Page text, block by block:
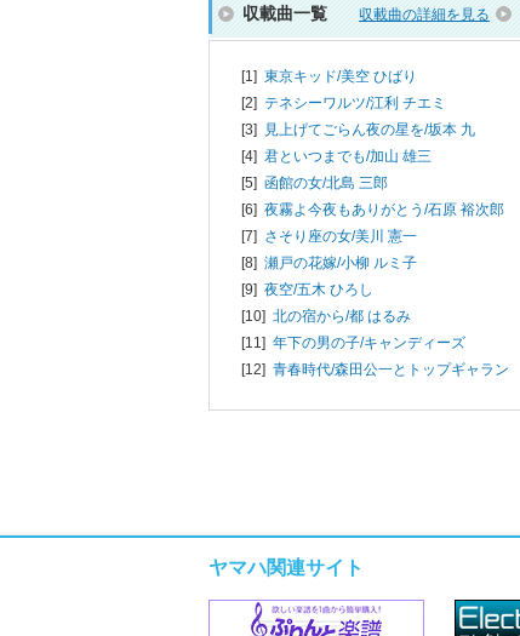
収載曲一覧 収載曲の詳細を見る
[1] 東京キッド/美空 ひばり
[2] テネシーワルツ/江利 チエミ
[3] 見上げてごらん夜の星を/坂本 九
[4] 君といつまでも/加山 雄三
[5] 函館の女/北島 三郎
[6] 夜霧よ今夜もありがとう/石原 裕次郎
[7] さそり座の女/美川 憲一
[8] 瀬戸の花嫁/小柳 ルミ子
[9] 夜空/五木 ひろし
[10] 北の宿から/都 はるみ
[11] 年下の男の子/キャンディーズ
[12] 青春時代/森田公一とトップギャラン
ヤマハ関連サイト